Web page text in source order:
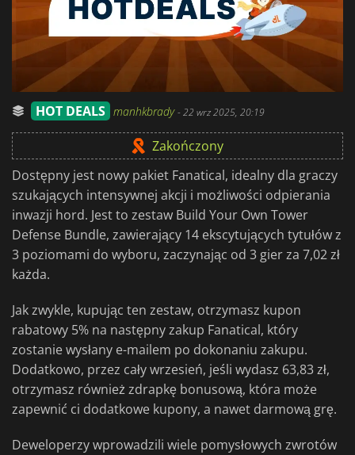
HOT DEALS manhkbrady-22 wrz 2025, 20:19
Zakończony
Dostępny jest nowy pakiet Fanatical, idealny dla graczy
szukających intensywnej akcji i możliwości odpierania
inwazji hord. Jest to zestaw Build Your Own Tower
Defense Bundle, zawierający 14 ekscytujących tytułów z
3 poziomami do wyboru, zaczynając od 3 gier za 7,02 zł
każda.
Jak zwykle, kupując ten zestaw, otrzymasz kupon
rabatowy 5% na następny zakup Fanatical, który
zostanie wysłany e-mailem po dokonaniu zakupu.
Dodatkowo, przez cały wrzesień, jeśli wydasz 63,83 zł,
otrzymasz również zdrapkę bonusową, która może
zapewnić ci dodatkowe kupony, a nawet darmową grę.
Deweloperzy wprowadzili wiele pomysłowych zwrotów